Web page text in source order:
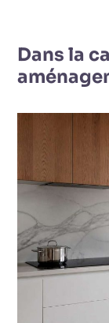
Dans la